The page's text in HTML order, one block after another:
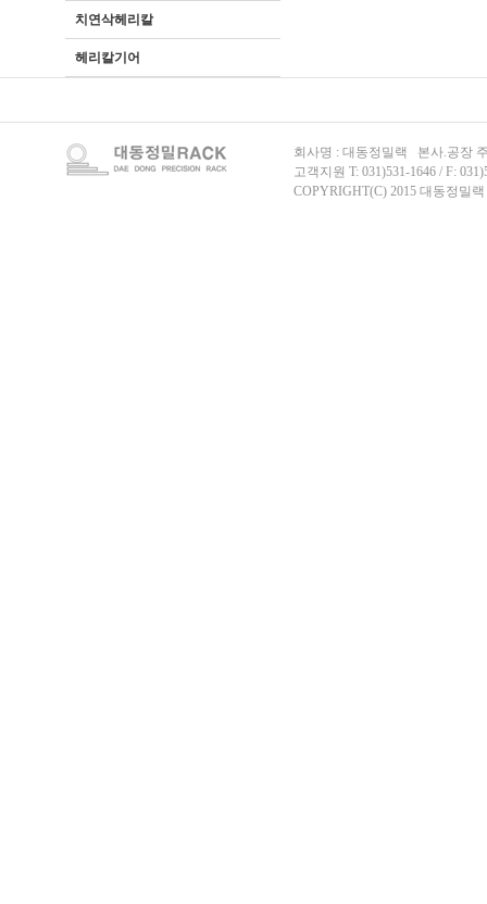
치연삭헤리칼
헤리칼기어
회사명 : 대동정밀랙 본사.공장
고객지원 T: 031)531-1646 / F:
COPYRIGHT(C) 2015 대동정밀